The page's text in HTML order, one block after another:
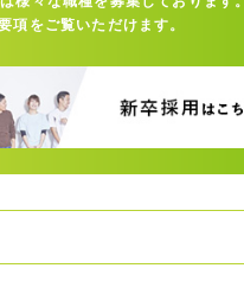
項をご覧いただけます。